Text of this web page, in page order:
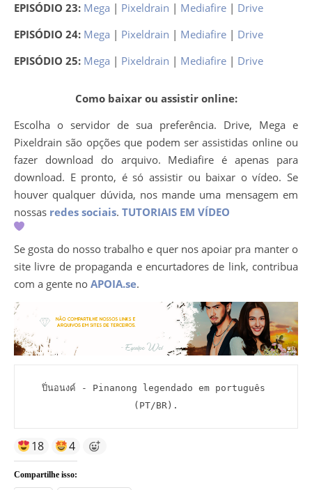
EPISÓDIO 23: Mega | Pixeldrain | Mediafire | Drive
EPISÓDIO 24: Mega | Pixeldrain | Mediafire | Drive
EPISÓDIO 25: Mega | Pixeldrain | Mediafire | Drive
Como baixar ou assistir online:
Escolha o servidor de sua preferência. Drive, Mega e
Pixeldrain são opções que podem ser assistidas online ou
fazer download do arquivo. Mediafire é apenas para
download. E pronto, é só assistir ou baixar o vídeo. Se
houver qualquer dúvida, nos mande uma mensagem em
nossas redes sociais. TUTORIAIS EM VÍDEO
Se gosta do nosso trabalho e quer nos apoiar pra manter o
site livre de propaganda e encurtadores de link, contribua
com a gente no APOIA.se.
ปิ่นอนงค์ - Pinanong legendado em português
(PT/BR).
18 4
Compartilhe isso: